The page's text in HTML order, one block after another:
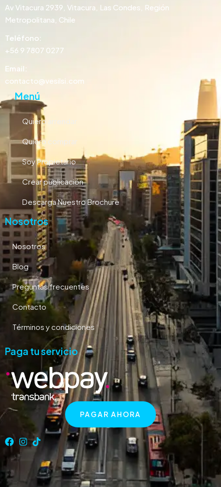
Av Vitacura 2939, Vitacura, Las Condes, Región
Metropolitana, Chile
Teléfono:
+56 9 7807 0277
Email:
contacto@vesilsi.com
Menú
Quiero arrendar
Quiero comprar
Soy Propietario
Crear publicación
Descarga Nuestro Brochure
Nosotros
Nosotros
Blog
Preguntas frecuentes
Contacto
Términos y condiciones
Paga tu servicio
PAGAR AHORA